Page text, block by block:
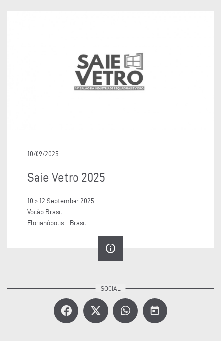
10/09/2025
Saie Vetro 2025
10 > 12 September 2025
Voilàp Brasil
Florianópolis - Brasil
info_outline
today